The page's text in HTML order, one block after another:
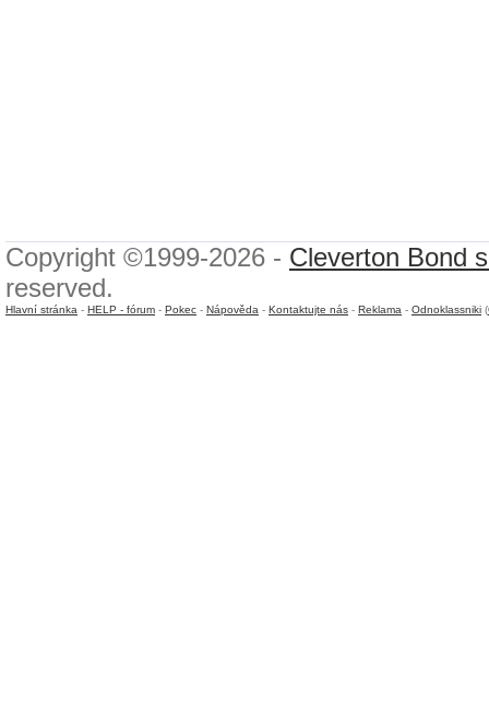
Copyright ©1999-2026 - Cleverton Bond
reserved.
Hlavní stránka - HELP - fórum - Pokec - Nápověda - Kontaktujte nás - Reklama - Odnoklassniki (